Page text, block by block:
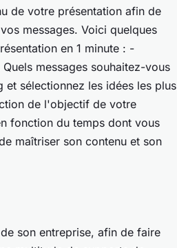
de votre présentation afin de
messages. Voici quelques
en 1 minute : -
messages souhaitez-vous
sélectionnez les idées les plus
de l'objectif de votre
fonction du temps dont vous
maîtriser son contenu et son
son entreprise, afin de faire